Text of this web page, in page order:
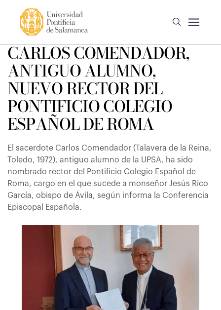
CARLOS COMENDADOR,
ANTIGUO ALUMNO,
NUEVO RECTOR DEL
PONTIFICIO COLEGIO
ESPAÑOL DE ROMA
El sacerdote Carlos Comendador (Talavera de la Reina,
Toledo, 1972), antiguo alumno de la UPSA, ha sido
nombrado rector del Pontificio Colegio Español de
Roma, cargo en el que sucede a monseñor Jesús Rico
García, obispo de Ávila, según informa la Conferencia
Episcopal Española.